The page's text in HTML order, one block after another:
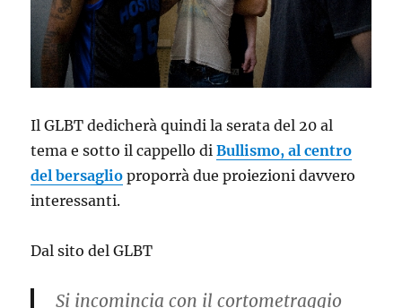
Il GLBT dedicherà quindi la serata del 20 al
tema e sotto il cappello diBullismo, al centro
del bersaglio proporrà due proiezioni davvero
interessanti.
Dal sito del GLBT
Si incomincia con il cortometraggio